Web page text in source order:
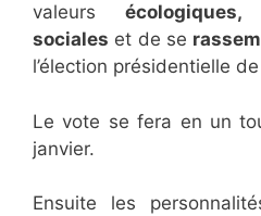
valeurs
sociales et de se
l’élection présidentielle
Le vote se fera en un
janvier.
Ensuite les